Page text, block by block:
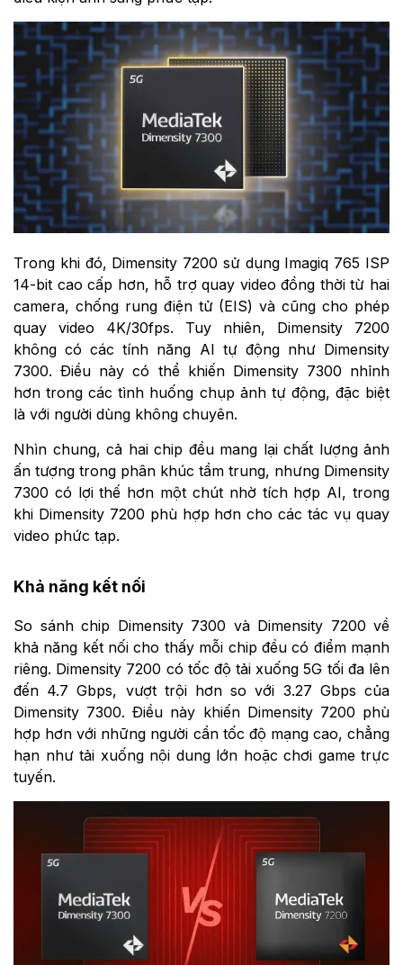
Trong khi đó, Dimensity 7200 sử dụng Imagiq 765 ISP
14-bit cao cấp hơn, hỗ trợ quay video đồng thời từ hai
camera, chống rung điện tử (EIS) và cũng cho phép
quay video 4K/30fps. Tuy nhiên, Dimensity 7200
không có các tính năng AI tự động như Dimensity
7300. Điều này có thể khiến Dimensity 7300 nhỉnh
hơn trong các tình huống chụp ảnh tự động, đặc biệt
là với người dùng không chuyên.
Nhìn chung, cả hai chip đều mang lại chất lượng ảnh
ấn tượng trong phân khúc tầm trung, nhưng Dimensity
7300 có lợi thế hơn một chút nhờ tích hợp AI, trong
khi Dimensity 7200 phù hợp hơn cho các tác vụ quay
video phức tạp.
Khả năng kết nối
So sánh chip Dimensity 7300 và Dimensity 7200 về
khả năng kết nối cho thấy mỗi chip đều có điểm mạnh
riêng. Dimensity 7200 có tốc độ tải xuống 5G tối đa lên
đến 4.7 Gbps, vượt trội hơn so với 3.27 Gbps của
Dimensity 7300. Điều này khiến Dimensity 7200 phù
hợp hơn với những người cần tốc độ mạng cao, chẳng
hạn như tải xuống nội dung lớn hoặc chơi game trực
tuyến.